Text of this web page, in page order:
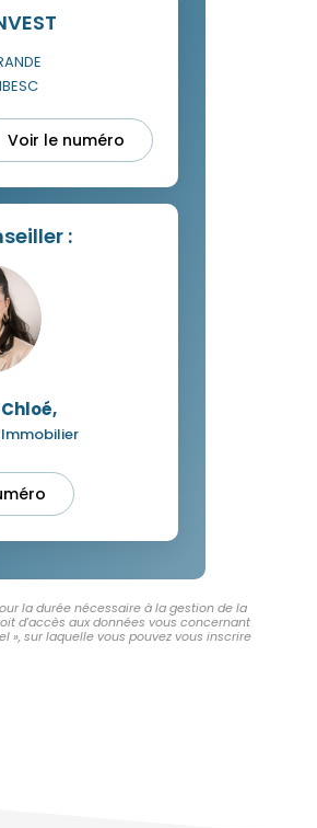
Voir le numéro
:
Chloé,
la durée nécessaire à la gestion de la
d'accès aux données vous concernant
», sur laquelle vous pouvez vous inscrire